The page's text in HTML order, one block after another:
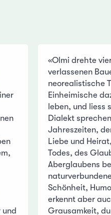
und
«Olmi drehte
verlassenen
neorealistische
Einheimische
leben, und liess
Dialekt
Jahreszeiten,
Liebe und
Todes, des
Aberglaubens
Schönheit,
erkennt aber
Grausamkeit,